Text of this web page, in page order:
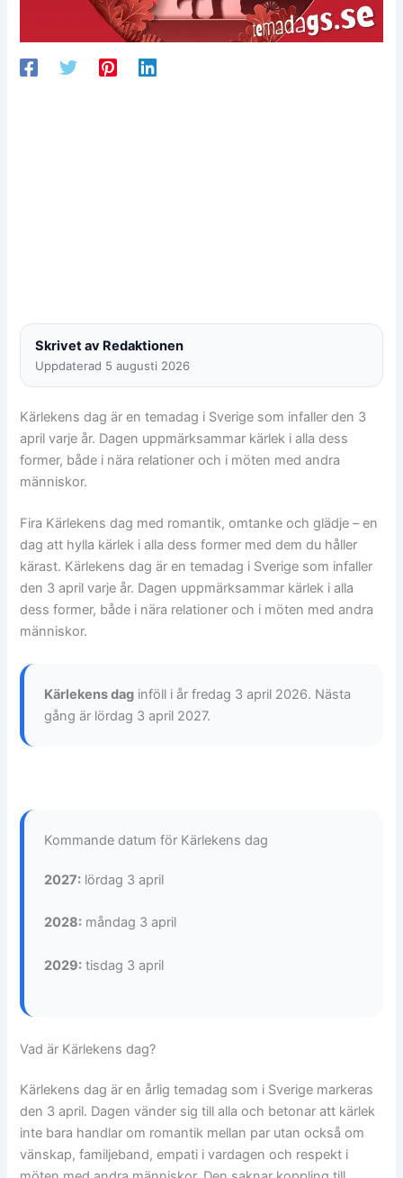
Skrivet av Redaktionen
Uppdaterad 5 augusti 2026
Kärlekens dag är en temadag i Sverige som infaller den 3
april varje år. Dagen uppmärksammar kärlek i alla dess
former, både i nära relationer och i möten med andra
människor.
Fira Kärlekens dag med romantik, omtanke och glädje – en
dag att hylla kärlek i alla dess former med dem du håller
kärast. Kärlekens dag är en temadag i Sverige som infaller
den 3 april varje år. Dagen uppmärksammar kärlek i alla
dess former, både i nära relationer och i möten med andra
människor.
Kärlekens dag inföll i år fredag 3 april 2026. Nästa
gång är lördag 3 april 2027.
Kommande datum för Kärlekens dag
2027: lördag 3 april
2028: måndag 3 april
2029: tisdag 3 april
Vad är Kärlekens dag?
Kärlekens dag är en årlig temadag som i Sverige markeras
den 3 april. Dagen vänder sig till alla och betonar att kärlek
inte bara handlar om romantik mellan par utan också om
vänskap, familjeband, empati i vardagen och respekt i